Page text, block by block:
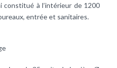
à l’intérieur de 1200
entrée et sanitaires.